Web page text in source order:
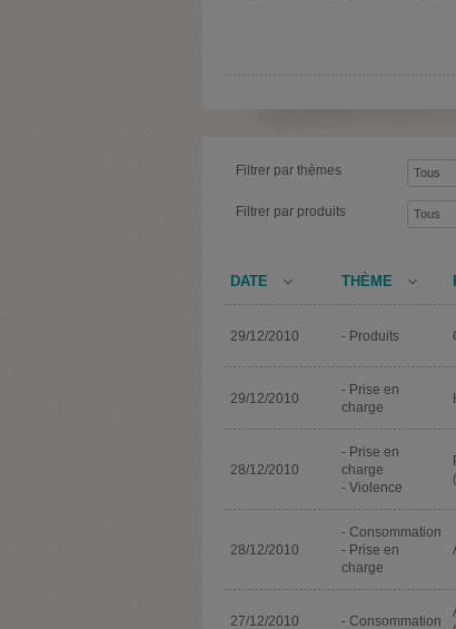
Filtrer par thèmes
Filtrer par produits
DATE THÈME
29/12/2010 - Produits
29/12/2010
- Prise en
charge
28/12/2010
- Prise en
charge
- Violence
28/12/2010
- Consommation
- Prise en
charge
27/12/2010 - Consommation